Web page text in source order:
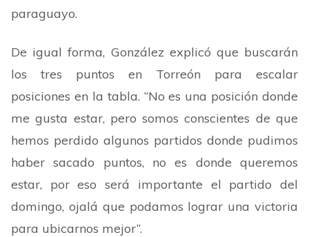
paraguayo.
De igual forma, González explicó que buscarán
los tres puntos en Torreón para escalar
posiciones en la tabla. “No es una posición donde
me gusta estar, pero somos conscientes de que
hemos perdido algunos partidos donde pudimos
haber sacado puntos, no es donde queremos
estar, por eso será importante el partido del
domingo, ojalá que podamos lograr una victoria
para ubicarnos mejor”.